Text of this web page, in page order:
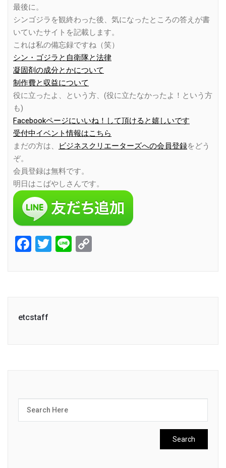
最後に。
シンゴジラを観終わった後、気になったところの答えが書
いていたサイトを記載します。
これは私の備忘録ですね（笑）
シン・ゴジラと自衛隊と法律
凝固剤の成分とかについて
制作費と収益について
役に立ったよ、という方、(役に立たなかったよ！という方
も)
Facebookページにいいね！して頂けると嬉しいです
受付中イベント情報はこちら
まだの方は、
ビジネスクリエーターズへの会員登録をどう
ぞ。
会員登録は無料です。
明日はこばやしさんです。
Facebook
Twitter
Line
etcstaff